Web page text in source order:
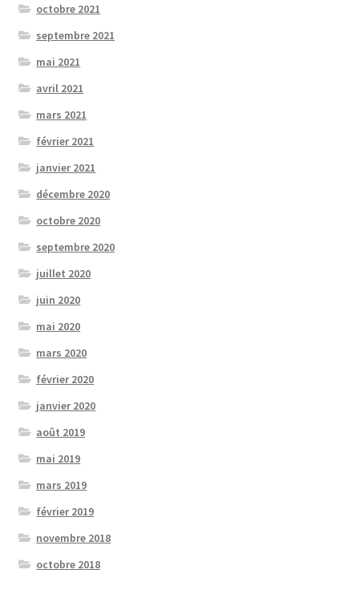
octobre 2021
septembre 2021
mai 2021
avril 2021
mars 2021
février 2021
janvier 2021
décembre 2020
octobre 2020
septembre 2020
juillet 2020
juin 2020
mai 2020
mars 2020
février 2020
janvier 2020
août 2019
mai 2019
mars 2019
février 2019
novembre 2018
octobre 2018